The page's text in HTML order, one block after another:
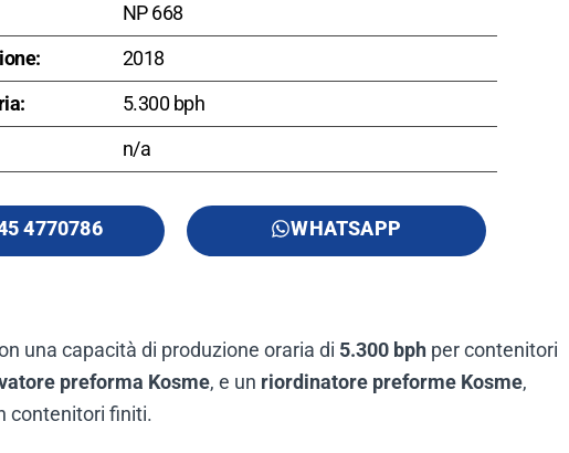
NP 668
2018
5.300 bph
n/a
4770786 WHATSAPP
una capacità di produzione oraria di 5.300 bph per contenitori
preforma Kosme, e un riordinatore preforme Kosme,
contenitori finiti.